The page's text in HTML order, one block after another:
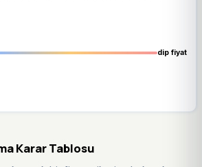
dip fiyat
Karar Tablosu